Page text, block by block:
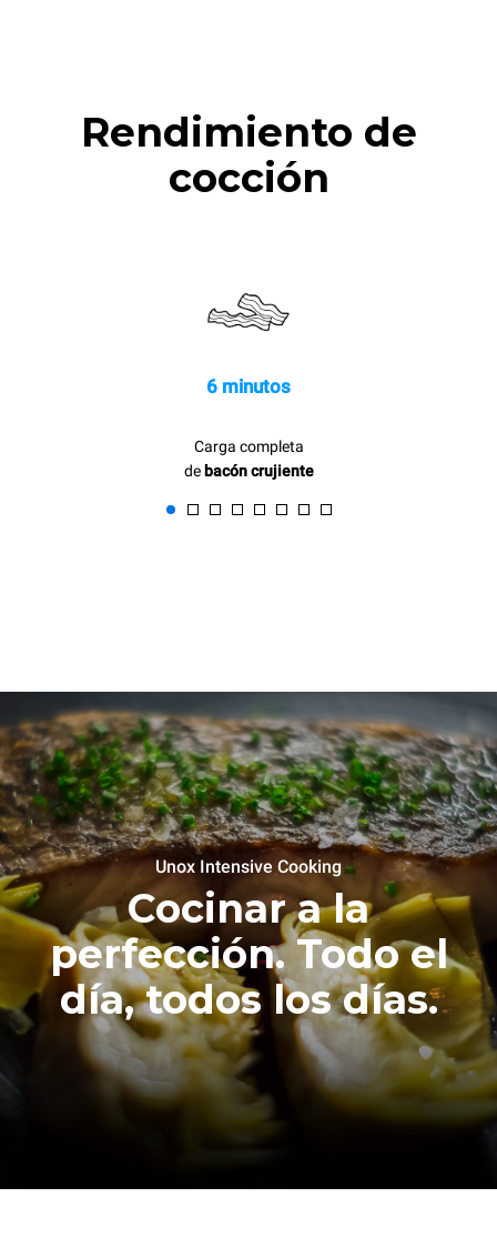
Rendimiento de
cocción
6 minutos
Carga completa
debacón crujiente
Unox Intensive Cooking
Cocinar a la
perfección. Todo el
día, todos los días.